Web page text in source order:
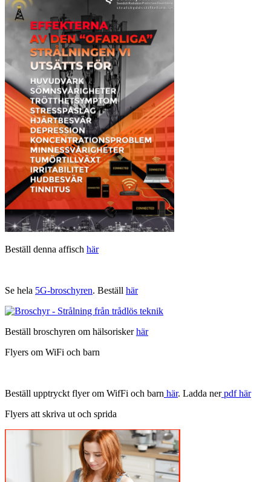
Beställ denna affisch här
Se hela 5G-broschyren. Beställ här
Beställ broschyren om hälsoriskerhär
Flyers om WiFi och barn
Beställ upptryckt flyer om WifFi och barn här. Ladda nerpdf här
Flyers att skriva ut och sprida